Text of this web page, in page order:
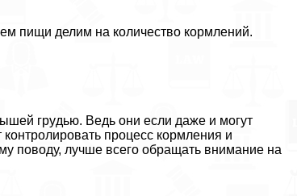
пищи делим на количество кормлений.
гpyдью. Ведь они если даже и могут
процесс кормления и
поводу, лучше всего обращать внимание на